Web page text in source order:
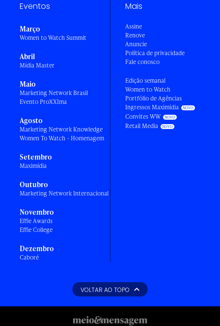
Eventos
Março
Women to Watch Summit
Abril
Mídia Master
Maio
Marketing Network Brasil
Evento ProXXIma
Agosto
Marketing Network Knowledge
Women To Watch - Homenagem
Setembro
Maximídia
Outubro
Marketing Network Internacional
Novembro
Effie Awards
Effie College
Dezembro
Caboré
Mais
Assine
Renove
Anuncie
Política de privacidade
Fale conosco
Edição semanal
Women to Watch
Portfólio de Agências
Ingressos Maximídia
Convites WW
Retail Media
VOLTAR AO TOPO